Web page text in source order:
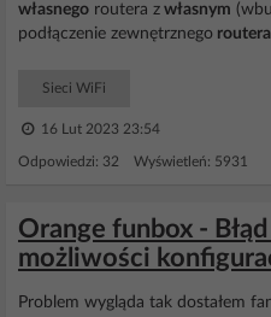
własnego routera z własnym
podłączenie zewnętrznego routera
Sieci WiFi
16 Lut 2023 23:54
Odpowiedzi: 32 Wyświetleń: 5931
Orange funbox -
możliwości
Problem wygląda tak dostałem